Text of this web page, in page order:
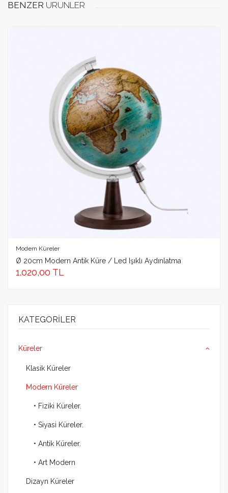
KATEGORILER
Küreler
Klasik Küreler
Modern Küreler
• Fiziki Küreler.
• Siyasi Küreler.
• Antik Küreler.
• Art Modern
Dizayn Küreler
doldurunuz.
BENZER ÜRÜNLER
Modern Küreler
Ø 20cm Modern Antik Küre / Led Işıklı Aydınlatma
1.020,00 TL